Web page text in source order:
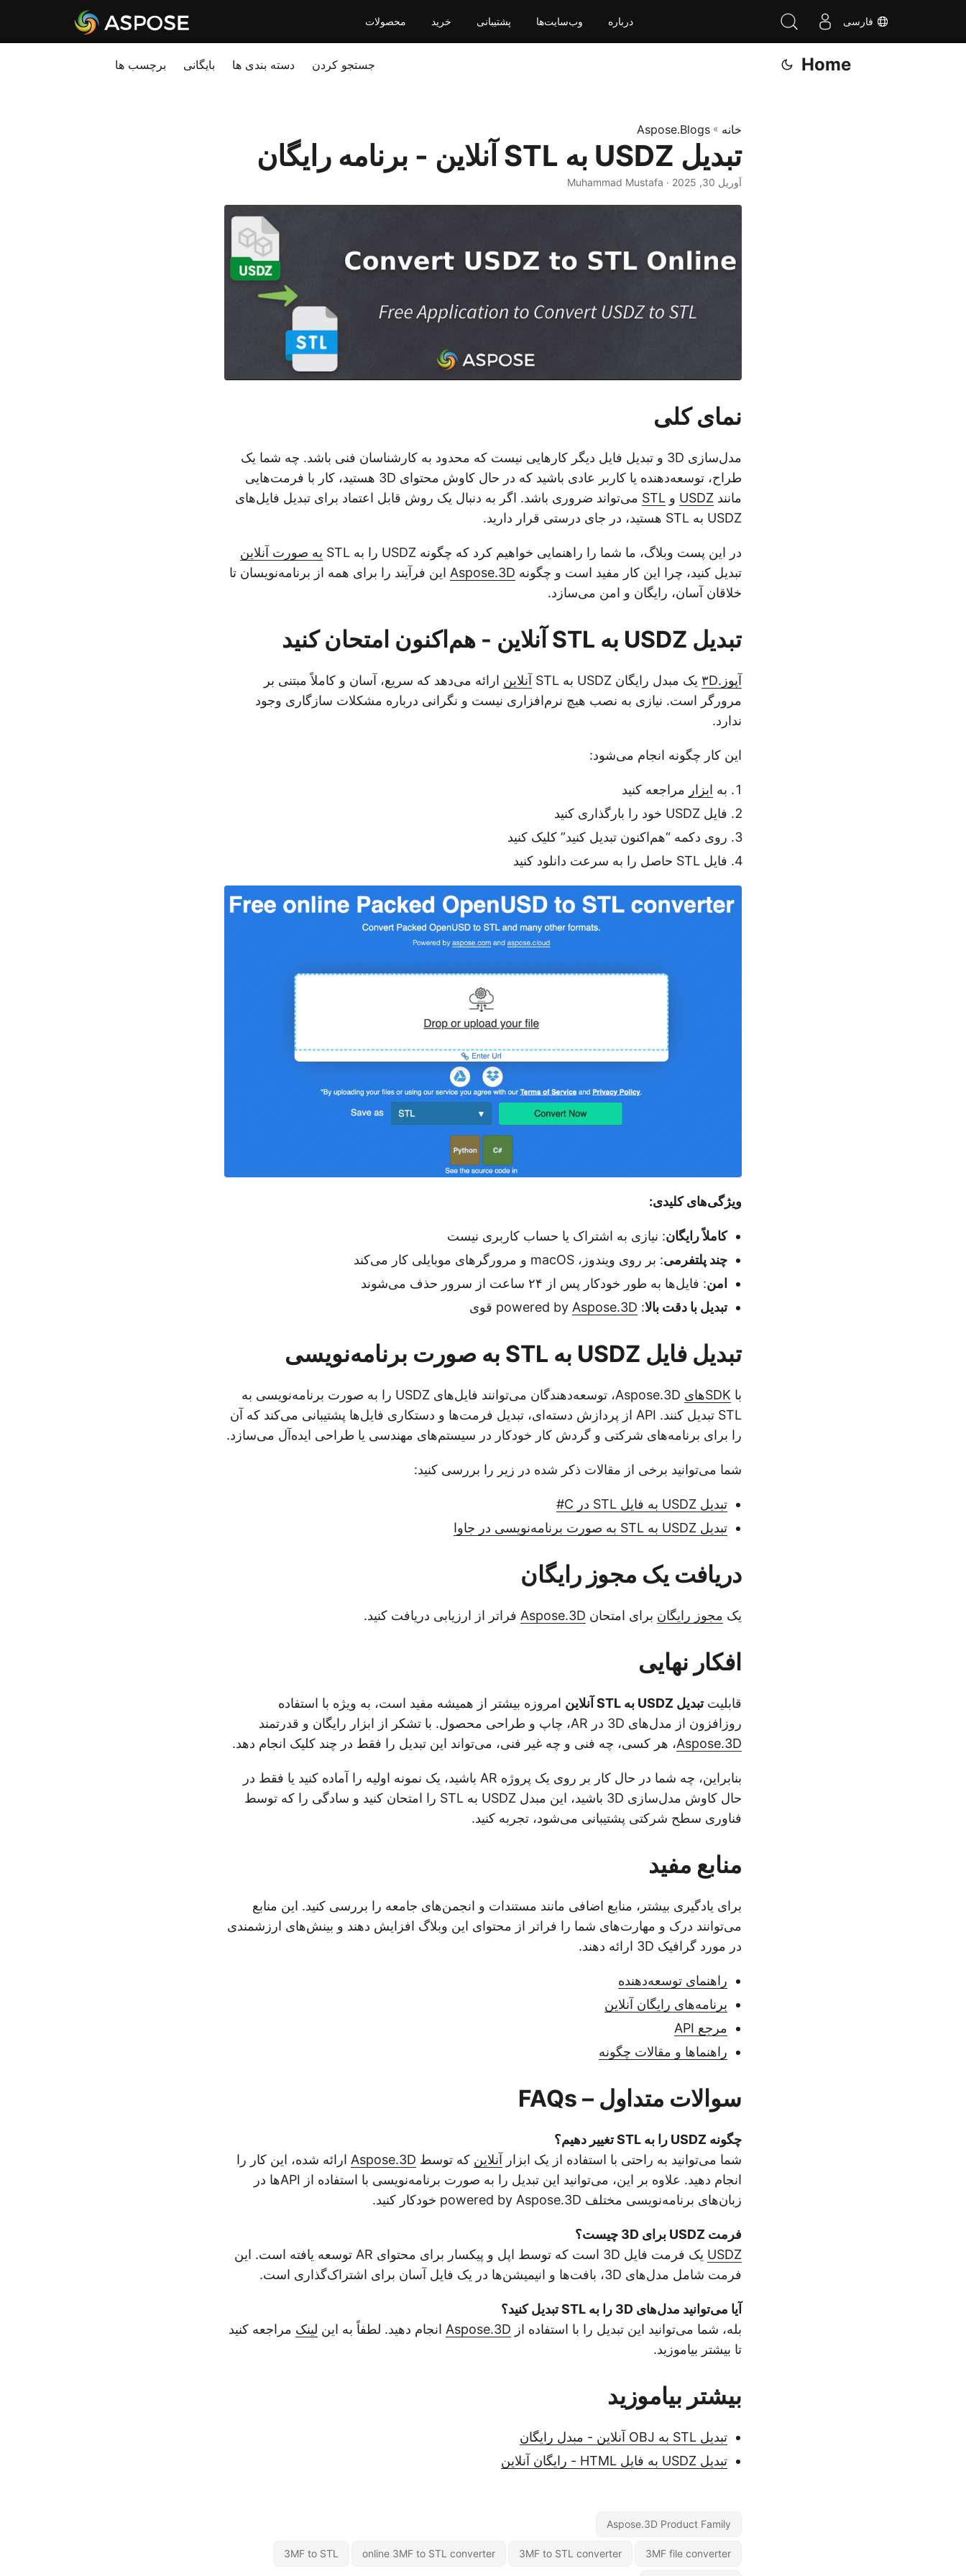
فارسی محصولات خرید پشتیبانی وب‌سایت‌ها درباره
Home جستجو کردن دسته بندی ها بایگانی برچسب ها
خانه »
Aspose.Blogs
تبدیل USDZ به STL آنلاین - برنامه رایگان
آوریل 30, 2025 · Muhammad Mustafa
نمای کلی
مدل‌سازی 3D و تبدیل فایل دیگر کارهایی نیست که محدود به کارشناسان فنی باشد. چه شما یک
طراح، توسعه‌دهنده یا کاربر عادی باشید که در حال کاوش محتوای 3D هستید، کار با فرمت‌هایی
مانند USDZ و STL می‌تواند ضروری باشد. اگر به دنبال یک روش قابل اعتماد برای تبدیل فایل‌های
USDZ به STL هستید، در جای درستی قرار دارید.
در این پست وبلاگ، ما شما را راهنمایی خواهیم کرد که چگونه USDZ را به STL
به صورت آنلاین
تبدیل کنید، چرا این کار مفید است و چگونه Aspose.3D این فرآیند را برای همه از برنامه‌نویسان تا
خلاقان آسان، رایگان و امن می‌سازد.
تبدیل USDZ به STL آنلاین - هم‌اکنون امتحان کنید
آپوز.۳D یک مبدل رایگان USDZ به STL آنلاین ارائه می‌دهد که سریع، آسان و کاملاً مبتنی بر
مرورگر است. نیازی به نصب هیچ نرم‌افزاری نیست و نگرانی درباره مشکلات سازگاری وجود
ندارد.
این کار چگونه انجام می‌شود:
به ابزار مراجعه کنید
فایل USDZ خود را بارگذاری کنید
روی دکمه “هم‌اکنون تبدیل کنید” کلیک کنید
فایل STL حاصل را به سرعت دانلود کنید
ویژگی‌های کلیدی:
کاملاً رایگان: نیازی به اشتراک یا حساب کاربری نیست
چند پلتفرمی: بر روی ویندوز، macOS و مرورگرهای موبایلی کار می‌کند
امن: فایل‌ها به طور خودکار پس از ۲۴ ساعت از سرور حذف می‌شوند
تبدیل با دقت بالا: powered by
Aspose.3D قوی
تبدیل فایل USDZ به STL به صورت برنامه‌نویسی
با SDKهای
Aspose.3D، توسعه‌دهندگان می‌توانند فایل‌های USDZ را به صورت برنامه‌نویسی به
STL تبدیل کنند. API از پردازش دسته‌ای، تبدیل فرمت‌ها و دستکاری فایل‌ها پشتیبانی می‌کند که آن
را برای برنامه‌های شرکتی و گردش کار خودکار در سیستم‌های مهندسی یا طراحی ایده‌آل می‌سازد.
شما می‌توانید برخی از مقالات ذکر شده در زیر را بررسی کنید:
تبدیل USDZ به فایل STL در C#
تبدیل USDZ به STL به صورت برنامه‌نویسی در جاوا
دریافت یک مجوز رایگان
یک مجوز رایگان برای امتحان Aspose.3D فراتر از ارزیابی دریافت کنید.
افکار نهایی
قابلیتتبدیل USDZ به STL آنلاین
امروزه بیشتر از همیشه مفید است، به ویژه با استفاده
روزافزون از مدل‌های 3D در AR، چاپ و طراحی محصول. با تشکر از ابزار رایگان و قدرتمند
Aspose.3D، هر کسی، چه فنی و چه غیر فنی، می‌تواند این تبدیل را فقط در چند کلیک انجام دهد.
بنابراین، چه شما در حال کار بر روی یک پروژه AR باشید، یک نمونه اولیه را آماده کنید یا فقط در
حال کاوش مدل‌سازی 3D باشید، این مبدل USDZ به STL را امتحان کنید و سادگی را که توسط
فناوری سطح شرکتی پشتیبانی می‌شود، تجربه کنید.
منابع مفید
برای یادگیری بیشتر، منابع اضافی مانند مستندات و انجمن‌های جامعه را بررسی کنید. این منابع
می‌توانند درک و مهارت‌های شما را فراتر از محتوای این وبلاگ افزایش دهند و بینش‌های ارزشمندی
در مورد گرافیک 3D ارائه دهند.
راهنمای توسعه‌دهنده
برنامه‌های رایگان آنلاین
مرجع API
راهنماها و مقالات چگونه
سوالات متداول – FAQs
چگونه USDZ را به STL تغییر دهیم؟
شما می‌توانید به راحتی با استفاده از یک ابزار آنلاین که توسط Aspose.3D ارائه شده، این کار را
انجام دهید. علاوه بر این، می‌توانید این تبدیل را به صورت برنامه‌نویسی با استفاده از APIها در
زبان‌های برنامه‌نویسی مختلف powered by Aspose.3D خودکار کنید.
فرمت USDZ برای 3D چیست؟
USDZ
یک فرمت فایل 3D است که توسط اپل و پیکسار برای محتوای AR توسعه یافته است. این
فرمت شامل مدل‌های 3D، بافت‌ها و انیمیشن‌ها در یک فایل آسان برای اشتراک‌گذاری است.
آیا می‌توانید مدل‌های 3D را به STL تبدیل کنید؟
بله، شما می‌توانید این تبدیل را با استفاده از Aspose.3D انجام دهید. لطفاً به این لینک مراجعه کنید
تا بیشتر بیاموزید.
بیشتر بیاموزید
تبدیل STL به OBJ آنلاین - مبدل رایگان
تبدیل USDZ به فایل HTML - رایگان آنلاین
Aspose.3D Product Family
3MF file converter
3MF to STL converter
online 3MF to STL converter
3MF to STL